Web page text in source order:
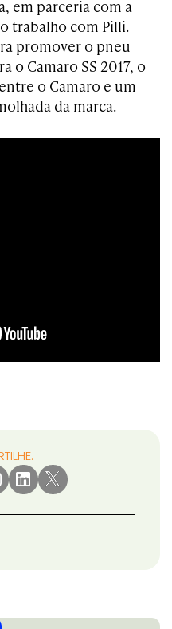
em parceria com a
trabalho com Pilli.
promover o pneu
o Camaro SS 2017, o
o Camaro e um
da marca.